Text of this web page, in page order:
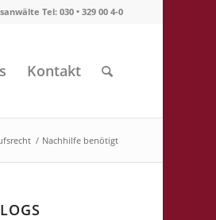
Tel: 030 • 329 00 4-0
Kontakt
/ Nachhilfe benötigt